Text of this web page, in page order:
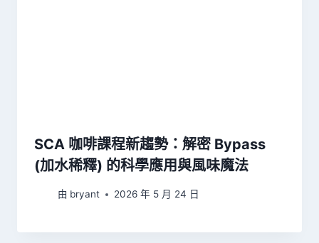
SCA 咖啡課程新趨勢：解密 Bypass
(加水稀釋) 的科學應用與風味魔法
由 bryant 2026 年 5 月 24 日